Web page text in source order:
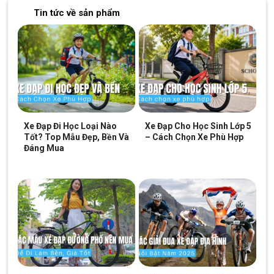
đặc trưng của dòng xe thể thao
Độ chính xác tuyệt đối, giảm chấn tốt nhất
Xe đạp địahình Giant ATX 61026 inchđược trang bị hệ
thống phuộc nhún chắc chắn, giúp giảm chấn tốt. Không những
thế với bộ phuộc này thì bạn có thể yên tâm vượt qua những
tác động mạnh lên xe.
Tin tức về sản phẩm
Xe Đạp Đi Học Loại Nào
Tốt? Top Mẫu Đẹp, Bền Và
Đáng Mua
Xe Đạp Cho Học Sinh Lớp 5
– Cách Chọn Xe Phù Hợp